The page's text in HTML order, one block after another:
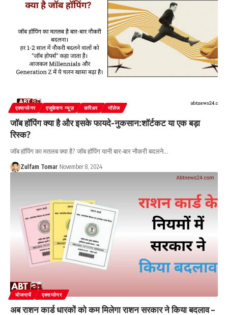
एक्सप्लेनर एजुकेशन न्यूज़ करिअर नॉलेज
जॉब हॉपिंग क्या है और इसके फायदे-नुकसान:शॉर्टकट या एक बड़ा
रिस्क?
जॉब हॉपिंग का मतलब क्या है? जॉब हॉपिंग यानी बार-बार नौकरी बदलने…
Zulfam Tomar November 8, 2024
योजनायें एक्सप्लेनर
अब राशन कार्ड धारकों को कम मिलेगा राशन सरकार ने किया बदलाव –